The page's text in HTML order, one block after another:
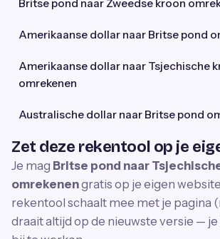
Britse pond naar Zweedse kroon
Amerikaanse dollar naar Britse pond
Amerikaanse dollar naar Tsjechische
omrekenen
Australische dollar naar Britse pond
Zet deze rekentool op je
Je mag Britse pond naar
omrekenengratis op je eigen
rekentool schaalt mee met je pagina
draait altijd op de nieuwste versie —